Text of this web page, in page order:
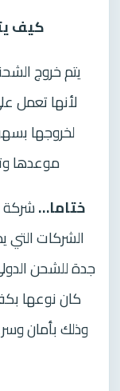
كيف
يتم خروج
لأنها تعمل
لخروجها
موعدها
ختاما…
الشركات التي
جدة للشحن
كان نوعها
وذلك بأمان